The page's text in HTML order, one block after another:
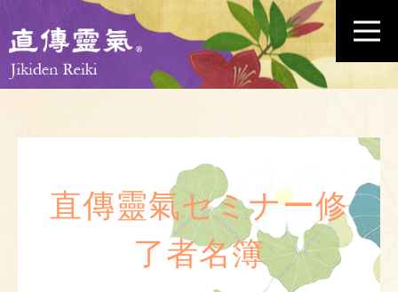
直傳靈氣セミナー修
了者名簿